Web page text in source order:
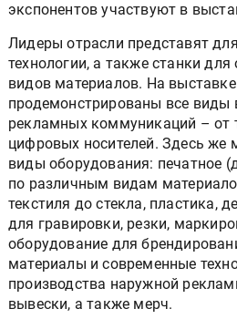
экспонентов участвуют в
Лидеры отрасли представят
технологии, а также станки
видов материалов. На
продемонстрированы все виды
рекламных коммуникаций – от
цифровых носителей. Здесь же
виды оборудования: печатное
по различным видам
текстиля до стекла, пластика,
для гравировки, резки,
оборудование для
материалы и современные
производства наружной
вывески, а также мерч.